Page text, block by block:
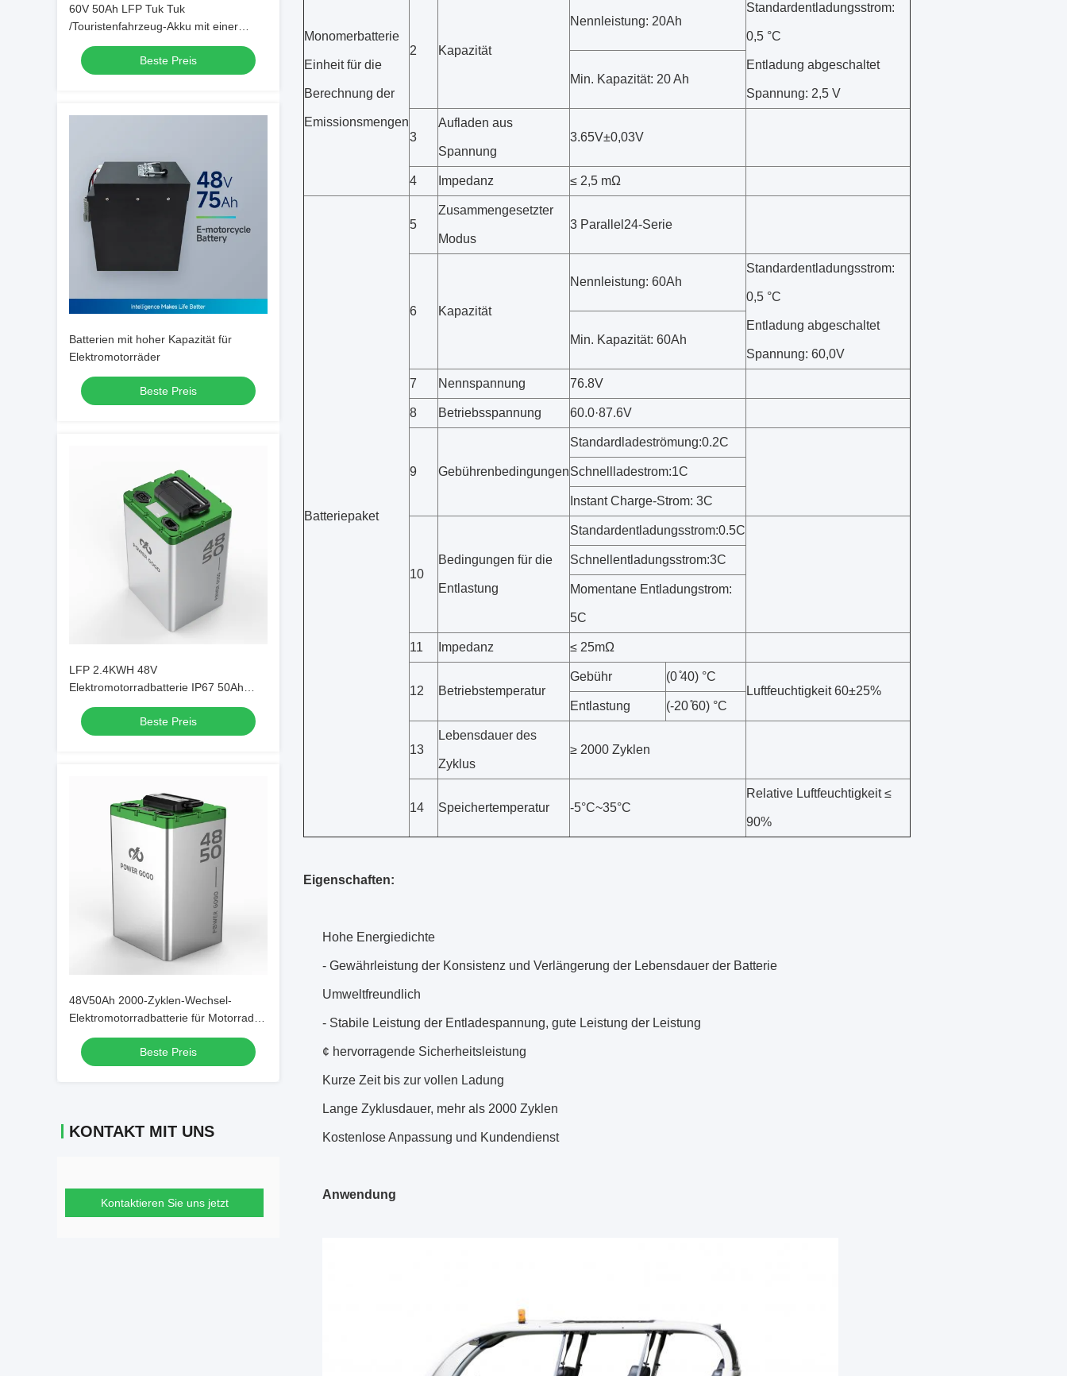
60V 50Ah LFP Tuk Tuk
/Touristenfahrzeug-Akku mit einer
Reichweite von 120 km und 3 Jahre
Garantie
Beste Preis
Batterien mit hoher Kapazität für
Elektromotorräder
Beste Preis
LFP 2.4KWH 48V
Elektromotorradbatterie IP67 50Ah
Austauschbare Batterie Für
AustauschschrankBeste Preis
48V50Ah 2000-Zyklen-Wechsel-
Elektromotorradbatterie für Motorrad-
Wechselsysteme
Beste Preis
KONTAKT MIT UNS
Kontaktieren Sie uns jetzt
Monomerbatterie
Einheit für die
Berechnung der
Emissionsmengen
2 Kapazität
Nennleistung: 20Ah
Standardentladungsstrom:
0,5 °C
Entladung abgeschaltet
Spannung: 2,5 V
Min. Kapazität: 20 Ah
3
Aufladen aus
Spannung
3.65V±0,03V
4 Impedanz ≤ 2,5 mΩ
Batteriepaket
5
Zusammengesetzter
Modus
3 Parallel24-Serie
6 Kapazität
Nennleistung: 60Ah
Standardentladungsstrom:
0,5 °C
Entladung abgeschaltet
Spannung: 60,0V
Min. Kapazität: 60Ah
7 Nennspannung 76.8V
8 Betriebsspannung 60.0·87.6V
9 Gebührenbedingungen
Standardladeströmung:0.2C
Schnellladestrom:1C
Instant Charge-Strom: 3C
10
Bedingungen für die
Entlastung
Standardentladungsstrom:0.5C
Schnellentladungsstrom:3C
Momentane Entladungstrom:
5C
11 Impedanz ≤ 25mΩ
12 Betriebstemperatur
Gebühr
(0 ̊40) °C
Luftfeuchtigkeit 60±25%
Entlastung
(-20 ̊60) °C
13
Lebensdauer des
Zyklus
≥ 2000 Zyklen
14 Speichertemperatur -5°C~35°C
Relative Luftfeuchtigkeit ≤
90%
Eigenschaften:
Hohe Energiedichte
- Gewährleistung der Konsistenz und Verlängerung der Lebensdauer der Batterie
Umweltfreundlich
- Stabile Leistung der Entladespannung, gute Leistung der Leistung
¢ hervorragende Sicherheitsleistung
Kurze Zeit bis zur vollen Ladung
Lange Zyklusdauer, mehr als 2000 Zyklen
Kostenlose Anpassung und Kundendienst
Anwendung